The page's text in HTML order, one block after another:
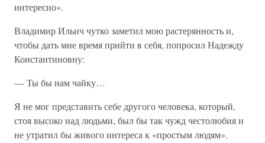
интересно».
Владимир Ильич чутко заметил мою растерянность и,
чтобы дать мне время прийти в себя, попросил Надежду
Константиновну:
— Ты бы нам чайку…
Я не мог представить себе другого человека, который,
стоя высоко над людьми, был бы так чужд честолюбия и
не утратил бы живого интереса к «простым людям».